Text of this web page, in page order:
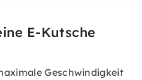
E-Kutsche
Geschwindigkeit